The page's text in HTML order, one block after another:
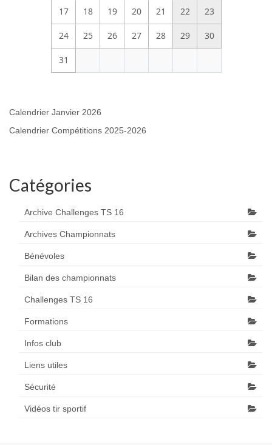
17 18 19 20 21 22 23
24 25 26 27 28 29 30
31
Calendrier Janvier 2026
Calendrier Compétitions 2025-2026
Catégories
Archive Challenges TS 16
Archives Championnats
Bénévoles
Bilan des championnats
Challenges TS 16
Formations
Infos club
Liens utiles
Sécurité
Vidéos tir sportif